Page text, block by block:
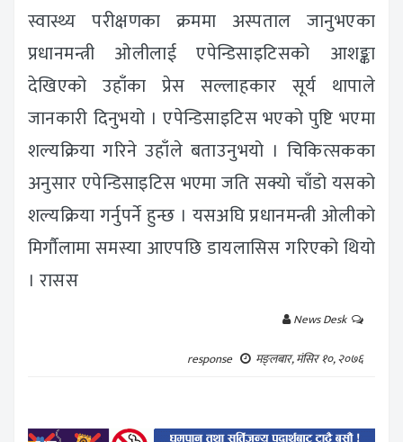
स्वास्थ्य परीक्षणका क्रममा अस्पताल जानुभएका
प्रधानमन्त्री ओलीलाई एपेन्डिसाइटिसको आशङ्का
देखिएको उहाँका प्रेस सल्लाहकार सूर्य थापाले
जानकारी दिनुभयो । एपेन्डिसाइटिस भएको पुष्टि भएमा
शल्यक्रिया गरिने उहाँले बताउनुभयो । चिकित्सकका
अनुसार एपेन्डिसाइटिस भएमा जति सक्यो चाँडो यसको
शल्यक्रिया गर्नुपर्ने हुन्छ । यसअघि प्रधानमन्त्री ओलीको
मिर्गाैलामा समस्या आएपछि डायलासिस गरिएको थियो
। रासस
News Desk
response
मङ्लबार, मंसिर १०, २०७६